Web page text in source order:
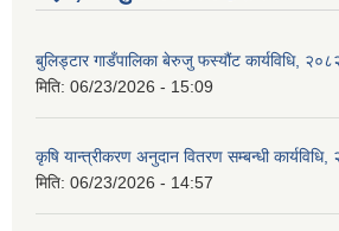
बुलिड्टार गाडँपालिका बेरुजु फस्यौंट कार्यविधि,
मिति: 06/23/2026 - 15:09
कृषि यान्त्रीकरण अनुदान वितरण सम्बन्धी कार्यविधि,
मिति: 06/23/2026 - 14:57